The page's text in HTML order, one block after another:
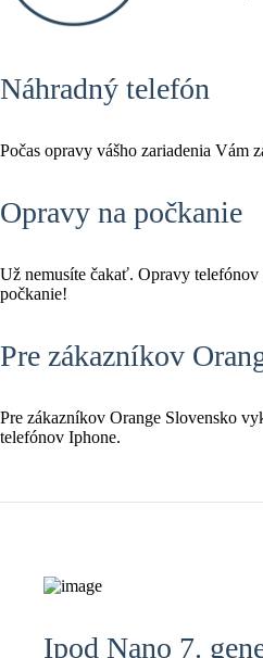
Náhradný telefón
Počas opravy vášho zariadenia Vám
Opravy na počkanie
Už nemusíte čakať. Opravy telefónov
počkanie!
Pre zákazníkov
Pre zákazníkov Orange Slovensko
telefónov Iphone.
Ipod Nano 7.